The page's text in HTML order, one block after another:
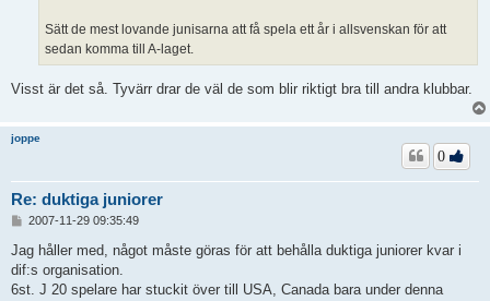
Sätt de mest lovande junisarna att få spela ett år i allsvenskan för att
sedan komma till A-laget.
Visst är det så. Tyvärr drar de väl de som blir riktigt bra till andra klubbar.
joppe
Re: duktiga juniorer
0
l
ä
g
g
2007-11-29 09:35:49
Jag håller med, något måste göras för att behålla duktiga juniorer kvar i
dif:s organisation.
6st. J 20 spelare har stuckit över till USA, Canada bara under denna